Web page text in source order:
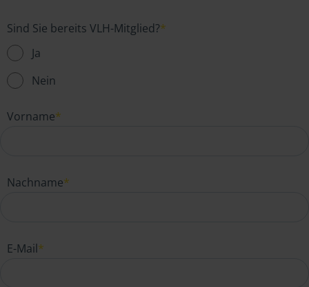
Sind Sie bereits VLH-Mitglied?*
Ja
Nein
Vorname*
Nachname*
E-Mail*